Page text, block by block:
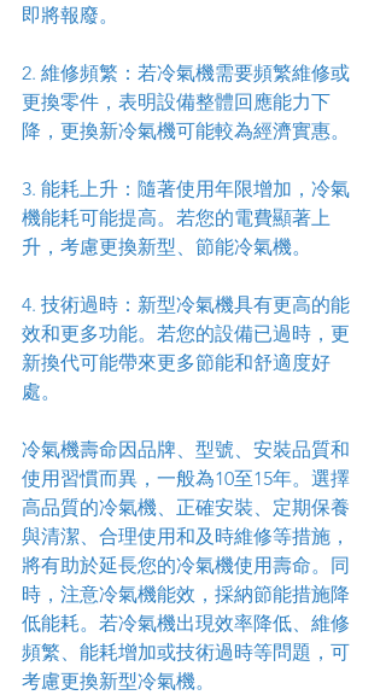
即將報廢。
2. 維修頻繁：若冷氣機需要頻繁維修或
更換零件，表明設備整體回應能力下
降，更換新冷氣機可能較為經濟實惠。
3. 能耗上升：隨著使用年限增加，冷氣
機能耗可能提高。若您的電費顯著上
升，考慮更換新型、節能冷氣機。
4. 技術過時：新型冷氣機具有更高的能
效和更多功能。若您的設備已過時，更
新換代可能帶來更多節能和舒適度好
處。
冷氣機壽命因品牌、型號、安裝品質和
使用習慣而異，一般為10至15年。選擇
高品質的冷氣機、正確安裝、定期保養
與清潔、合理使用和及時維修等措施，
將有助於延長您的冷氣機使用壽命。同
時，注意冷氣機能效，採納節能措施降
低能耗。若冷氣機出現效率降低、維修
頻繁、能耗增加或技術過時等問題，可
考慮更換新型冷氣機。